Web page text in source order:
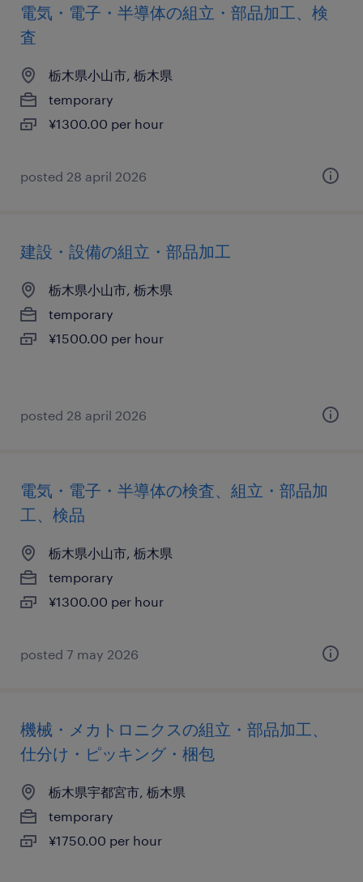
電気・電子・半導体の組立・部品加工、検
査
栃木県小山市, 栃木県
temporary
¥1300.00 per hour
posted 28 april 2026
建設・設備の組立・部品加工
栃木県小山市, 栃木県
temporary
¥1500.00 per hour
posted 28 april 2026
電気・電子・半導体の検査、組立・部品加
工、検品
栃木県小山市, 栃木県
temporary
¥1300.00 per hour
posted 7 may 2026
機械・メカトロニクスの組立・部品加工、
仕分け・ピッキング・梱包
栃木県宇都宮市, 栃木県
temporary
¥1750.00 per hour